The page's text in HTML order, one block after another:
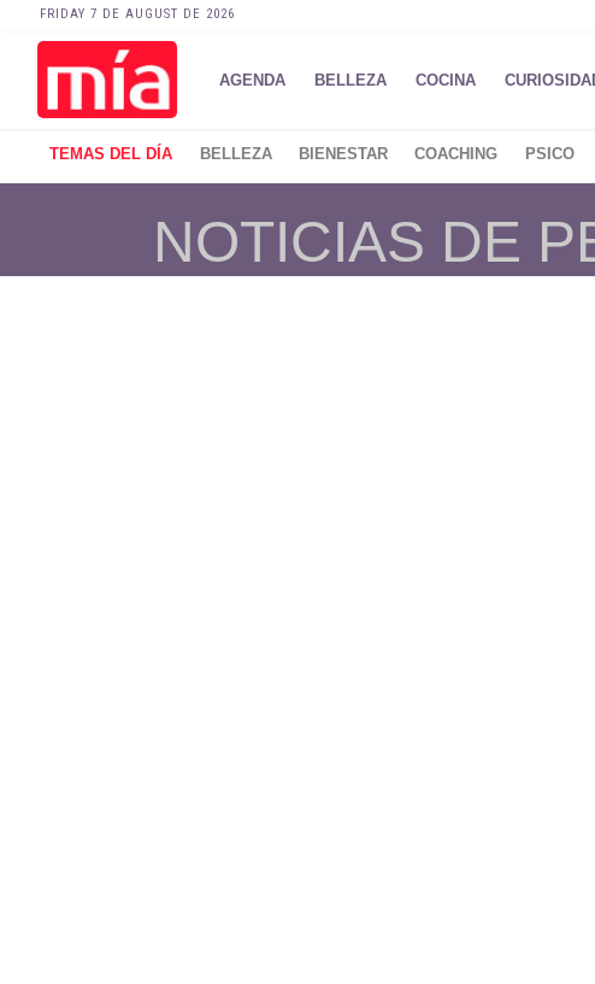
FRIDAY 7 DE AUGUST DE 2026
AGENDA BELLEZA COCINA
TEMAS DEL DÍA BELLEZA BIENESTAR COACHING PSICO
NOTICIAS DE